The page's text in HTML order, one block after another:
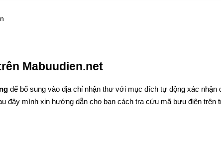
Mabuudien.net
để bổ sung vào địa chỉ nhận thư với mục đích tự động xác nhận
đây mình xin hướng dẫn cho bạn cách tra cứu mã bưu điện trên